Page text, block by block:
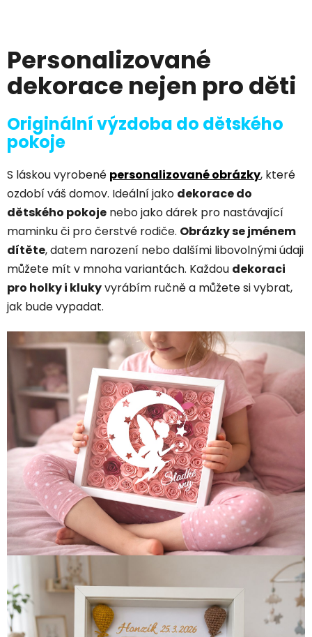
Personalizované
dekorace nejen pro děti
Originální výzdoba do dětského
pokoje
S láskou vyrobené personalizované obrázky, které
ozdobí váš domov. Ideální jako dekorace do
dětského pokoje nebo jako dárek pro nastávající
maminku či pro čerstvé rodiče. Obrázky se jménem
dítěte, datem narození nebo dalšími libovolnými údaji
můžete mít v mnoha variantách. Každou dekoraci
pro holky i klukyvyrábím ručně a můžete si vybrat,
jak bude vypadat.